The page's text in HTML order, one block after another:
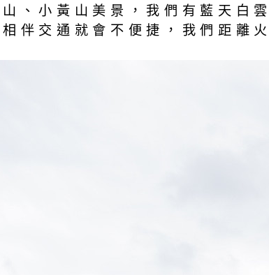
、小黃山美景，我們有藍天白
交通就會不便捷，我們距離